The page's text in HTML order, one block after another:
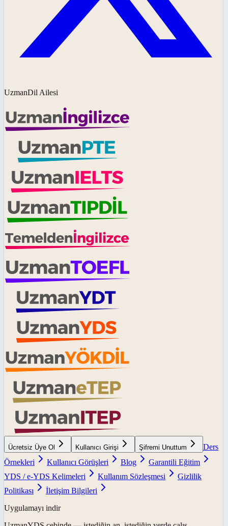
UzmanDil Ailesi
Ücretsiz Üye Ol Kullanıcı Girişi Şifremi Unuttum
Ders
Örnekleri
Kullanıcı Görüşleri Blog
Garantili Eğitim
YDS / e-YDS Kelimeleri
Kullanım Sözleşmesi
Gizlilik
Politikası
İletişim Bilgileri
Uygulamayı indir